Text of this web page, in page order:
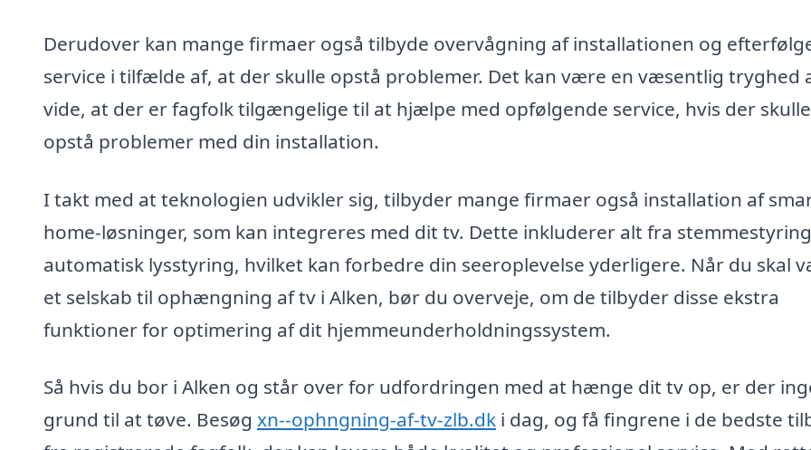
Derudover kan mange firmaer også tilbyde overvågning af installationen og
service i tilfælde af, at der skulle opstå problemer. Det kan være en væsentlig tryghed
vide, at der er fagfolk tilgængelige til at hjælpe med opfølgende service, hvis der skulle
opstå problemer med din installation.
I takt med at teknologien udvikler sig, tilbyder mange firmaer også installation af
home-løsninger, som kan integreres med dit tv. Dette inkluderer alt fra
automatisk lysstyring, hvilket kan forbedre din seeroplevelse yderligere. Når du skal
et selskab til ophængning af tv i Alken, bør du overveje, om de tilbyder disse ekstra
funktioner for optimering af dit hjemmeunderholdningssystem.
Så hvis du bor i Alken og står over for udfordringen med at hænge dit tv op, er der
grund til at tøve. Besøg xn--ophngning-af-tv-zlb.dk i dag, og få fingrene i de bedste